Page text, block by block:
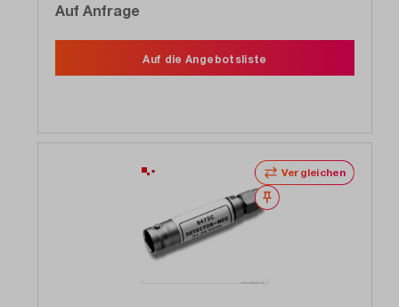
Auf Anfrage
Auf die Angebotsliste
Vergleichen
Merken